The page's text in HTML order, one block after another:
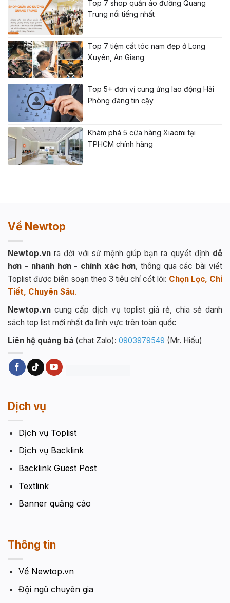
Top 7 shop quần áo đường Quang
Trung nổi tiếng nhất
Top 7 tiệm cắt tóc nam đẹp ở Long
Xuyên, An Giang
Top 5+ đơn vị cung ứng lao động Hải
Phòng đáng tin cậy
Khám phá 5 cửa hàng Xiaomi tại
TPHCM chính hãng
Về Newtop
Newtop.vn ra đời với sứ mệnh giúp bạn ra quyết định dễ
hơn - nhanh hơn - chính xác hơn, thông qua các bài viết
Toplist được biên soạn theo 3 tiêu chí cốt lõi: Chọn Lọc, Chi
Tiết, Chuyên Sâu.
Newtop.vn cung cấp dịch vụ toplist giá rẻ, chia sẻ danh
sách top list mới nhất đa lĩnh vực trên toàn quốc
Liên hệ quảng bá (chat Zalo): 0903979549 (Mr. Hiếu)
Dịch vụ
Dịch vụ Toplist
Dịch vụ Backlink
Backlink Guest Post
Textlink
Banner quảng cáo
Thông tin
Về Newtop.vn
Đội ngũ chuyên gia